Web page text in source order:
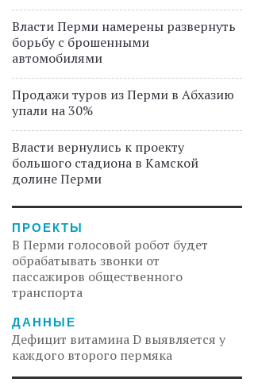
Власти Перми намерены развернуть
борьбу с брошенными
автомобилями
Продажи туров из Перми в Абхазию
упали на 30%
Власти вернулись к проекту
большого стадиона в Камской
долине Перми
ПРОЕКТЫ
В Перми голосовой робот будет
обрабатывать звонки от
пассажиров общественного
транспорта
ДАННЫЕ
Дефицит витамина D выявляется у
каждого второго пермяка